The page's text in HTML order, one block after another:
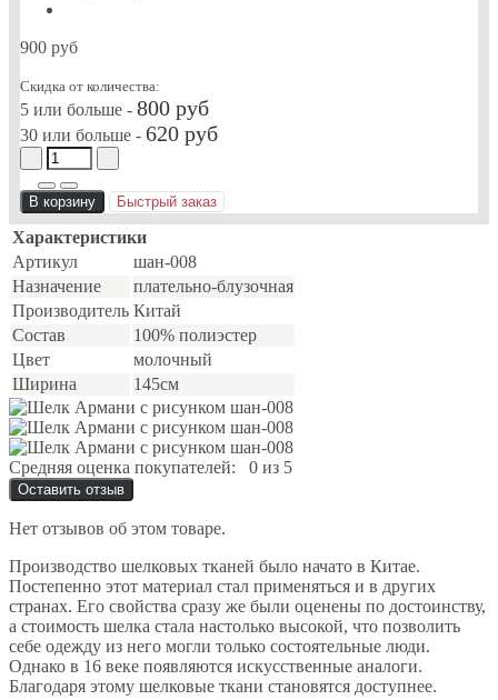
900 руб
Скидка от количества:
5 или больше - 800 руб
30 или больше - 620 руб
В корзину Быстрый заказ
Характеристики
Артикул
шан-008
Назначение
плательно-блузочная
Производитель Китай
Состав
100% полиэстер
Цвет
молочный
Ширина
145см
Средняя оценка покупателей: 0 из 5
Оставить отзыв
Нет отзывов об этом товаре.
Производство шелковых тканей было начато в Китае.
Постепенно этот материал стал применяться и в других
странах. Его свойства сразу же были оценены по достоинству,
а стоимость шелка стала настолько высокой, что позволить
себе одежду из него могли только состоятельные люди.
Однако в 16 веке появляются искусственные аналоги.
Благодаря этому шелковые ткани становятся доступнее.